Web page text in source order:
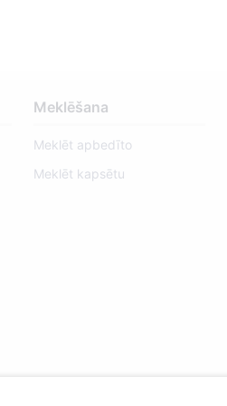
Meklēšana
Meklēt apbedīto
Meklēt kapsētu